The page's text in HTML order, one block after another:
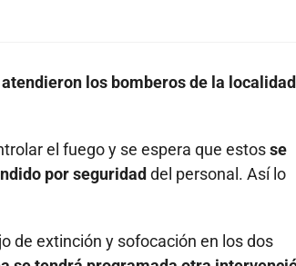
los bomberos de la localidad
el fuego y se espera que estosse
por seguridad del personal. Así lo
de extinción y sofocación en los dos